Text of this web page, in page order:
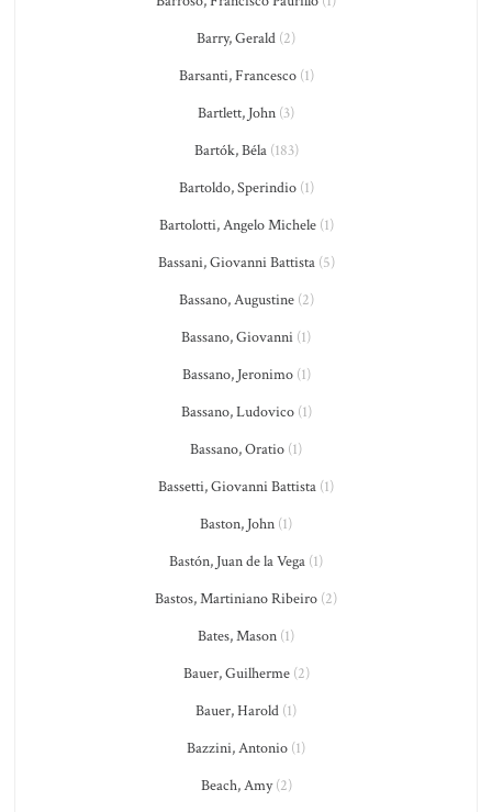
Barry, Gerald (2)
Barsanti, Francesco(1)
Bartlett, John (3)
Bartók, Béla(183)
Bartoldo, Sperindio(1)
Bartolotti, Angelo Michele(1)
Bassani, Giovanni Battista(5)
Bassano, Augustine(2)
Bassano, Giovanni (1)
Bassano, Jeronimo(1)
Bassano, Ludovico(1)
Bassano, Oratio (1)
Bassetti, Giovanni Battista (1)
Baston, John (1)
Bastón, Juan de la Vega (1)
Bastos, Martiniano Ribeiro (2)
Bates, Mason (1)
Bauer, Guilherme(2)
Bauer, Harold (1)
Bazzini, Antonio (1)
Beach, Amy(2)